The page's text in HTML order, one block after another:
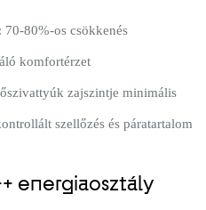
70-80%-os csökkenés
komfortérzet
zajszintje minimális
szellőzés és páratartalom
energiaosztály